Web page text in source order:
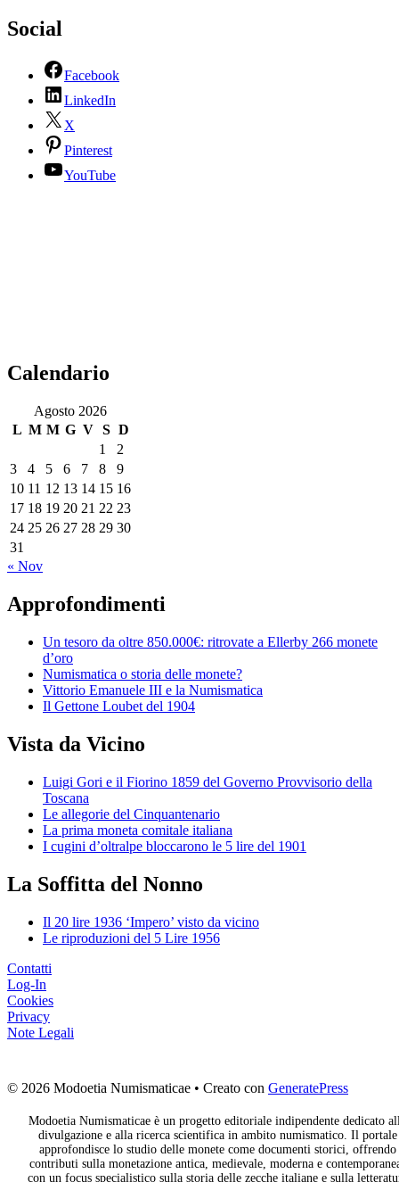
Social
Facebook
LinkedIn
X
Pinterest
YouTube
Calendario
Agosto 2026
L M M G V S D
1
2
3
4 5 6 7 8
9
10 11 12 13 14 15 16
17 18 19 20 21 22 23
24 25 26 27 28 29 30
31
« Nov
Approfondimenti
Un tesoro da oltre 850.000€: ritrovate a Ellerby 266 monete
d’oro
Numismatica o storia delle monete?
Vittorio Emanuele III e la Numismatica
Il Gettone Loubet del 1904
Vista da Vicino
Luigi Gori e il Fiorino 1859 del Governo Provvisorio della
Toscana
Le allegorie del Cinquantenario
La prima moneta comitale italiana
I cugini d’oltralpe bloccarono le 5 lire del 1901
La Soffitta del Nonno
Il 20 lire 1936 ‘Impero’ visto da vicino
Le riproduzioni del 5 Lire 1956
Contatti
Log-In
Cookies
Privacy
Note Legali
© 2026 Modoetia Numismaticae • Creato con GeneratePress
Modoetia Numismaticae è un progetto editoriale indipendente dedicato
divulgazione e alla ricerca scientifica in ambito numismatico. Il portale
approfondisce lo studio delle monete come documenti storici, offrendo
contributi sulla monetazione antica, medievale, moderna e
con un focus specialistico sulla storia delle zecche italiane e sulla